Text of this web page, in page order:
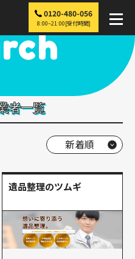
0120-480-056
8:00~21:00[受付時間]
> 御浜町
者一覧
遺品整理のツムギ